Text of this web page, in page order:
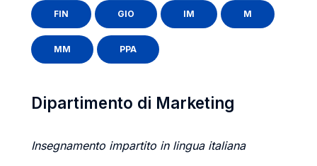
FIN GIO IM M
MM PPA
Dipartimento di Marketing
Insegnamento impartito in lingua italiana